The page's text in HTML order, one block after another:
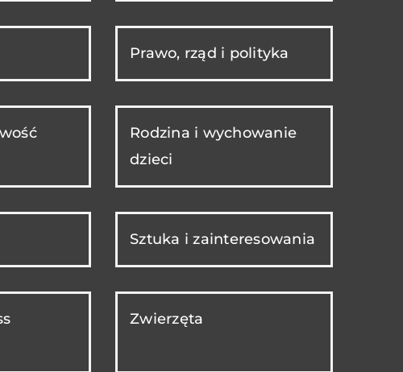
Prawo, rząd i polityka
Rodzina i wychowanie
dzieci
Sztuka i zainteresowania
Zwierzęta